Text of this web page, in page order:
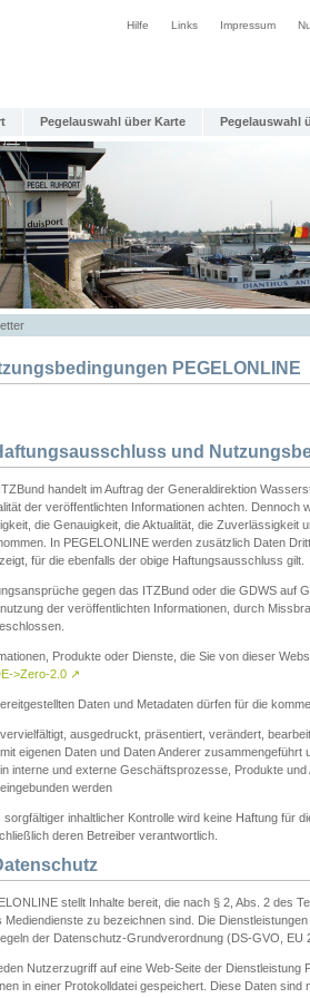
Hilfe Links Impressum
Pegelauswahl über Karte Pegelauswahl
PEGELONLINE
und
handelt im Auftrag der Generaldirektion
der veröffentlichten Informationen achten. Dennoch
die Genauigkeit, die Aktualität, die Zuverlässigkeit
In PEGELONLINE werden zusätzlich Daten
für die ebenfalls der obige Haftungsausschluss gilt.
gegen das ITZBund oder die GDWS auf
der veröffentlichten Informationen, durch
Produkte oder Dienste, die Sie von dieser
>Zero-2.0 ↗
Daten und Metadaten dürfen für die
vervielfältigt, ausgedruckt, präsentiert, verändert,
mit eigenen Daten und Daten Anderer
in interne und externe Geschäftsprozesse, Produkte
eingebunden werden
sorgfältiger inhaltlicher Kontrolle wird keine Haftung für
deren Betreiber verantwortlich.
stellt Inhalte bereit, die nach § 2, Abs. 2 des
Mediendienste zu bezeichnen sind. Die
der Datenschutz-Grundverordnung (DS-GVO, EU
Nutzerzugriff auf eine Web-Seite der
in einer Protokolldatei gespeichert. Diese Daten